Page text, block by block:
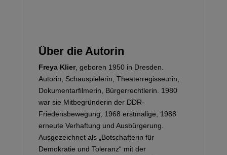
Über die Autorin
Freya Klier, geboren 1950 in Dresden.
Autorin, Schauspielerin, Theaterregisseurin,
Dokumentarfilmerin, Bürgerrechtlerin. 1980
war sie Mitbegründerin der DDR-
Friedensbewegung, 1968 erstmalige, 1988
erneute Verhaftung und Ausbürgerung.
Ausgezeichnet als „Botschafterin für
Demokratie und Toleranz“ mit der